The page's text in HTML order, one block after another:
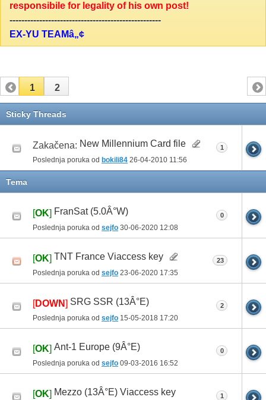
responsibile for legality of his own post!
---------------------------------------------------
EX-YU TEAMâ„¢
1 2
Sticky Threads
Zakačena: New Millennium Card file
Poslednja poruka od bokili84 26-04-2010 11:56
1
Tema
[OK] FranSat (5.0Â°W)
Poslednja poruka od sejfo 30-06-2020 12:08
0
[OK] TNT France Viaccess key
Poslednja poruka od sejfo 23-06-2020 17:35
23
[DOWN] SRG SSR (13Â°E)
Poslednja poruka od sejfo 15-05-2018 17:20
2
[OK] Ant-1 Europe (9Â°E)
Poslednja poruka od sejfo 09-03-2016 16:52
0
[OK] Mezzo (13Â°E) Viaccess key 1